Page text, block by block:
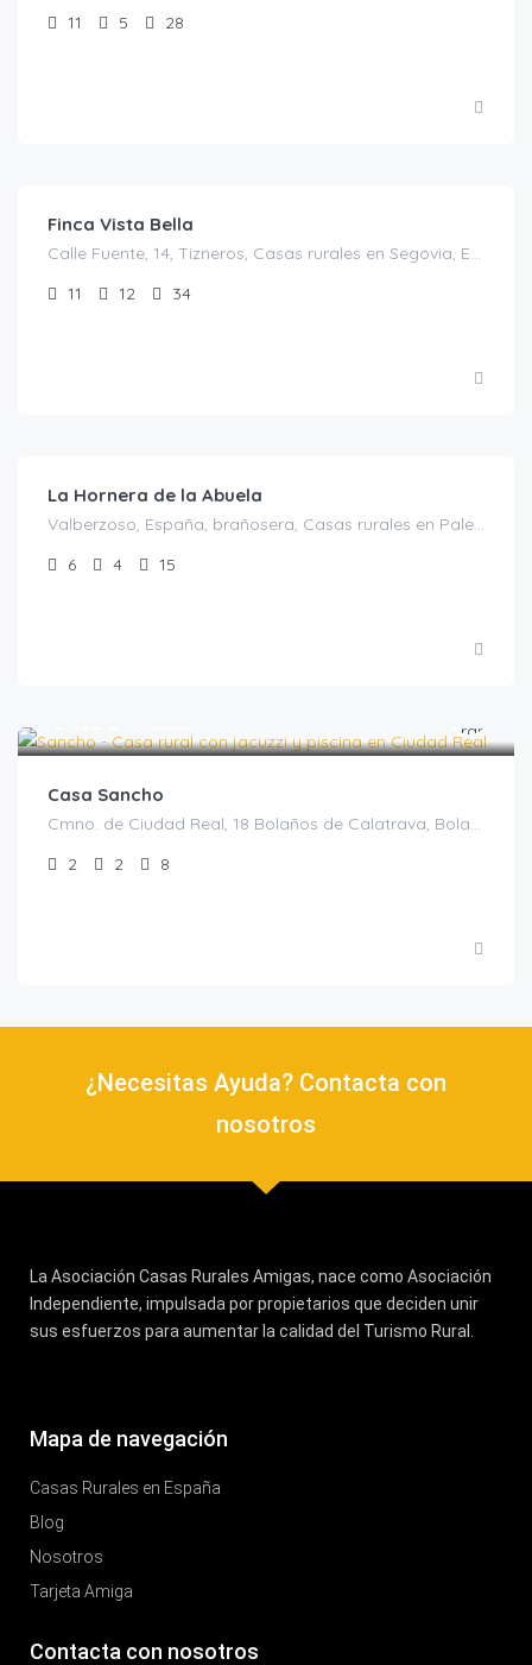
11
5 28
Finca Vista Bella
Calle Fuente, 14, Tizneros, Casas rurales en Segovia, España
11
12 34
La Hornera de la Abuela
Valberzoso, España, brañosera, Casas rurales en Palencia, España
6
4 15
Casa Sancho
Cmno. de Ciudad Real, 18 Bolaños de Calatrava, Bolaños de Calatrava, Casas rurales en Ciudad Real, España
2
2 8
¿Necesitas Ayuda? Contacta con
nosotros
La Asociación Casas Rurales Amigas, nace como Asociación
Independiente, impulsada por propietarios que deciden unir
sus esfuerzos para aumentar la calidad del Turismo Rural.
Mapa de navegación
Casas Rurales en España
Blog
Nosotros
Tarjeta Amiga
Contacta con nosotros